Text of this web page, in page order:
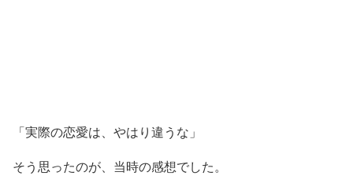
「実際の恋愛は、やはり違うな」
そう思ったのが、当時の感想でした。